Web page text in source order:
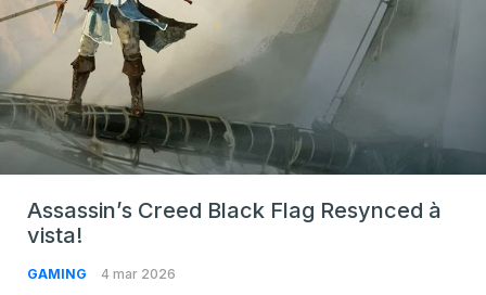
Assassin’s Creed Black Flag Resynced à
vista!
GAMING 4 mar 2026